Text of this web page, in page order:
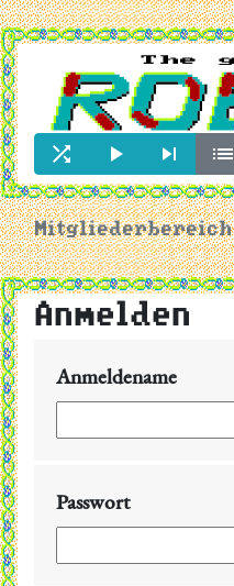
   
Mitgliederbereich
Anmelden
Anmeldename
Passwort